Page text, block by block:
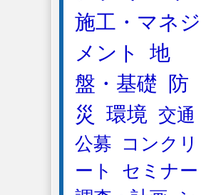
施工・マネジ
メント
地
盤・基礎
防
災
環境 交通
公募
コンクリ
ート
セミナー